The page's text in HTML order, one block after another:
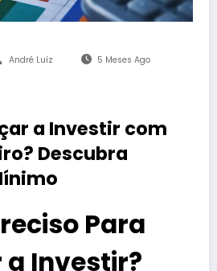
André Luíz 5 Meses Ago
a Investir com
Descubra
Para
Investir?